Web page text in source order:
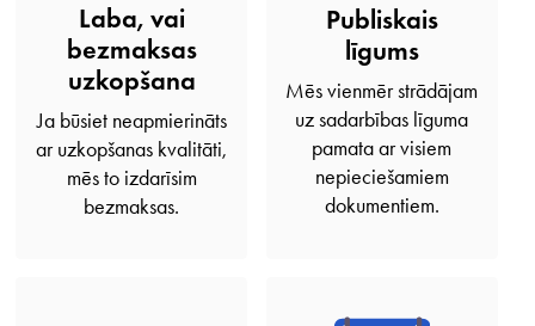
Laba, vai
bezmaksas
uzkopšana
Ja būsiet neapmierināts
ar uzkopšanas kvalitāti,
mēs to izdarīsim
bezmaksas.
Publiskais
līgums
Mēs vienmēr strādājam
uz sadarbības līguma
pamata ar visiem
nepieciešamiem
dokumentiem.